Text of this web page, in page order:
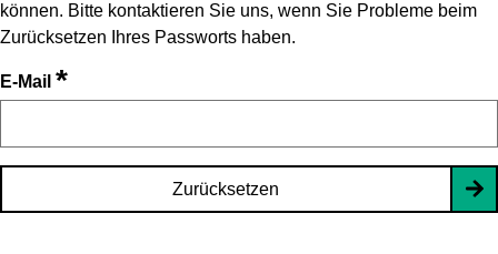
können. Bitte kontaktieren Sie uns, wenn Sie Probleme beim
Zurücksetzen Ihres Passworts haben.
E-Mail *
Zurücksetzen